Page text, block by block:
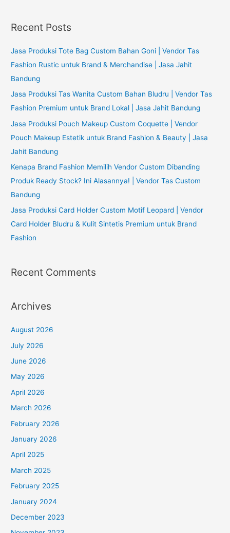
r
h
f
o
:
Recent Posts
Jasa Produksi Tote Bag Custom Bahan Goni | Vendor Tas
Fashion Rustic untuk Brand & Merchandise | Jasa Jahit
Bandung
Jasa Produksi Tas Wanita Custom Bahan Bludru | Vendor Tas
Fashion Premium untuk Brand Lokal | Jasa Jahit Bandung
Jasa Produksi Pouch Makeup Custom Coquette | Vendor
Pouch Makeup Estetik untuk Brand Fashion & Beauty | Jasa
Jahit Bandung
Kenapa Brand Fashion Memilih Vendor Custom Dibanding
Produk Ready Stock? Ini Alasannya! | Vendor Tas Custom
Bandung
Jasa Produksi Card Holder Custom Motif Leopard | Vendor
Card Holder Bludru & Kulit Sintetis Premium untuk Brand
Fashion
Recent Comments
Archives
August 2026
July 2026
June 2026
May 2026
April 2026
March 2026
February 2026
January 2026
April 2025
March 2025
February 2025
January 2024
December 2023